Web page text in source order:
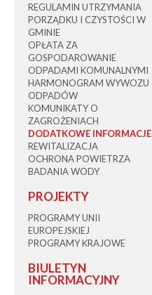
REGULAMIN UTRZYMANIA
PORZĄDKU I CZYSTOŚCI W
GMINIE
OPŁATA ZA
GOSPODAROWANIE
ODPADAMI KOMUNALNYMI
HARMONOGRAM WYWOZU
ODPADÓW
KOMUNIKATY O
ZAGROŻENIACH
DODATKOWE INFORMACJE
REWITALIZACJA
OCHRONA POWIETRZA
BADANIA WODY
PROJEKTY
PROGRAMY UNII
EUROPEJSKIEJ
PROGRAMY KRAJOWE
BIULETYN
INFORMACYJNY